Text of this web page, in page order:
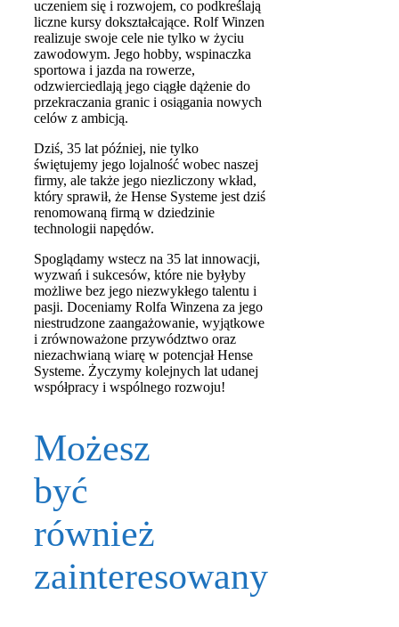
uczeniem się i rozwojem, co podkreślają
liczne kursy dokształcające. Rolf Winzen
realizuje swoje cele nie tylko w życiu
zawodowym. Jego hobby, wspinaczka
sportowa i jazda na rowerze,
odzwierciedlają jego ciągłe dążenie do
przekraczania granic i osiągania nowych
celów z ambicją.
Dziś, 35 lat później, nie tylko
świętujemy jego lojalność wobec naszej
firmy, ale także jego niezliczony wkład,
który sprawił, że Hense Systeme jest dziś
renomowaną firmą w dziedzinie
technologii napędów.
Spoglądamy wstecz na 35 lat innowacji,
wyzwań i sukcesów, które nie byłyby
możliwe bez jego niezwykłego talentu i
pasji. Doceniamy Rolfa Winzena za jego
niestrudzone zaangażowanie, wyjątkowe
i zrównoważone przywództwo oraz
niezachwianą wiarę w potencjał Hense
Systeme. Życzymy kolejnych lat udanej
współpracy i wspólnego rozwoju!
Możesz
być
również
zainteresowany